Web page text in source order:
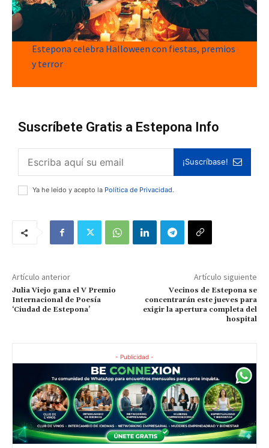
Estepona celebra Halloween con fiestas, premios
y terror
Suscríbete Gratis a Estepona Info
¡Suscríbase!
Ya he leído y acepto la Política de Privacidad.
Artículo anterior
Julia Viejo gana el V Premio
Internacional de Poesía
‘Ciudad de Estepona’
Artículo siguiente
Vecinos de Estepona se
concentrarán este jueves para
exigir la apertura completa del
hospital
- Publicidad -